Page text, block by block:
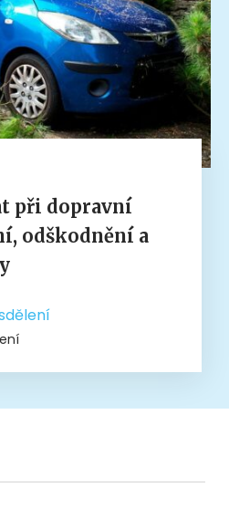
při dopravní
odškodnění a